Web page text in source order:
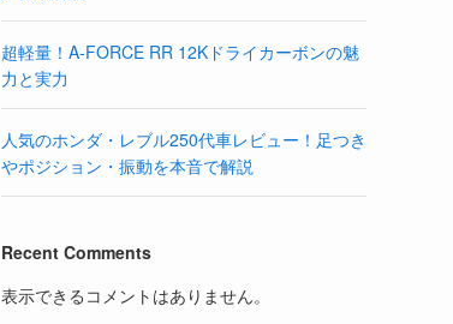
超軽量！A-FORCE RR 12Kドライカーボンの魅
力と実力
人気のホンダ・レブル250代車レビュー！足つき
やポジション・振動を本音で解説
Recent Comments
表示できるコメントはありません。